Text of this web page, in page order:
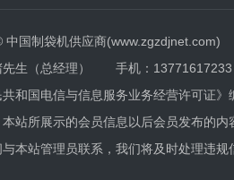
中国制袋机供应商(www.zgzdjnet.com)
先生（总经理） 手机：
共和国电信与信息服务业务经营许可证》
站所展示的会员信息以后会员发布的
本站管理员联系，我们将及时处理违